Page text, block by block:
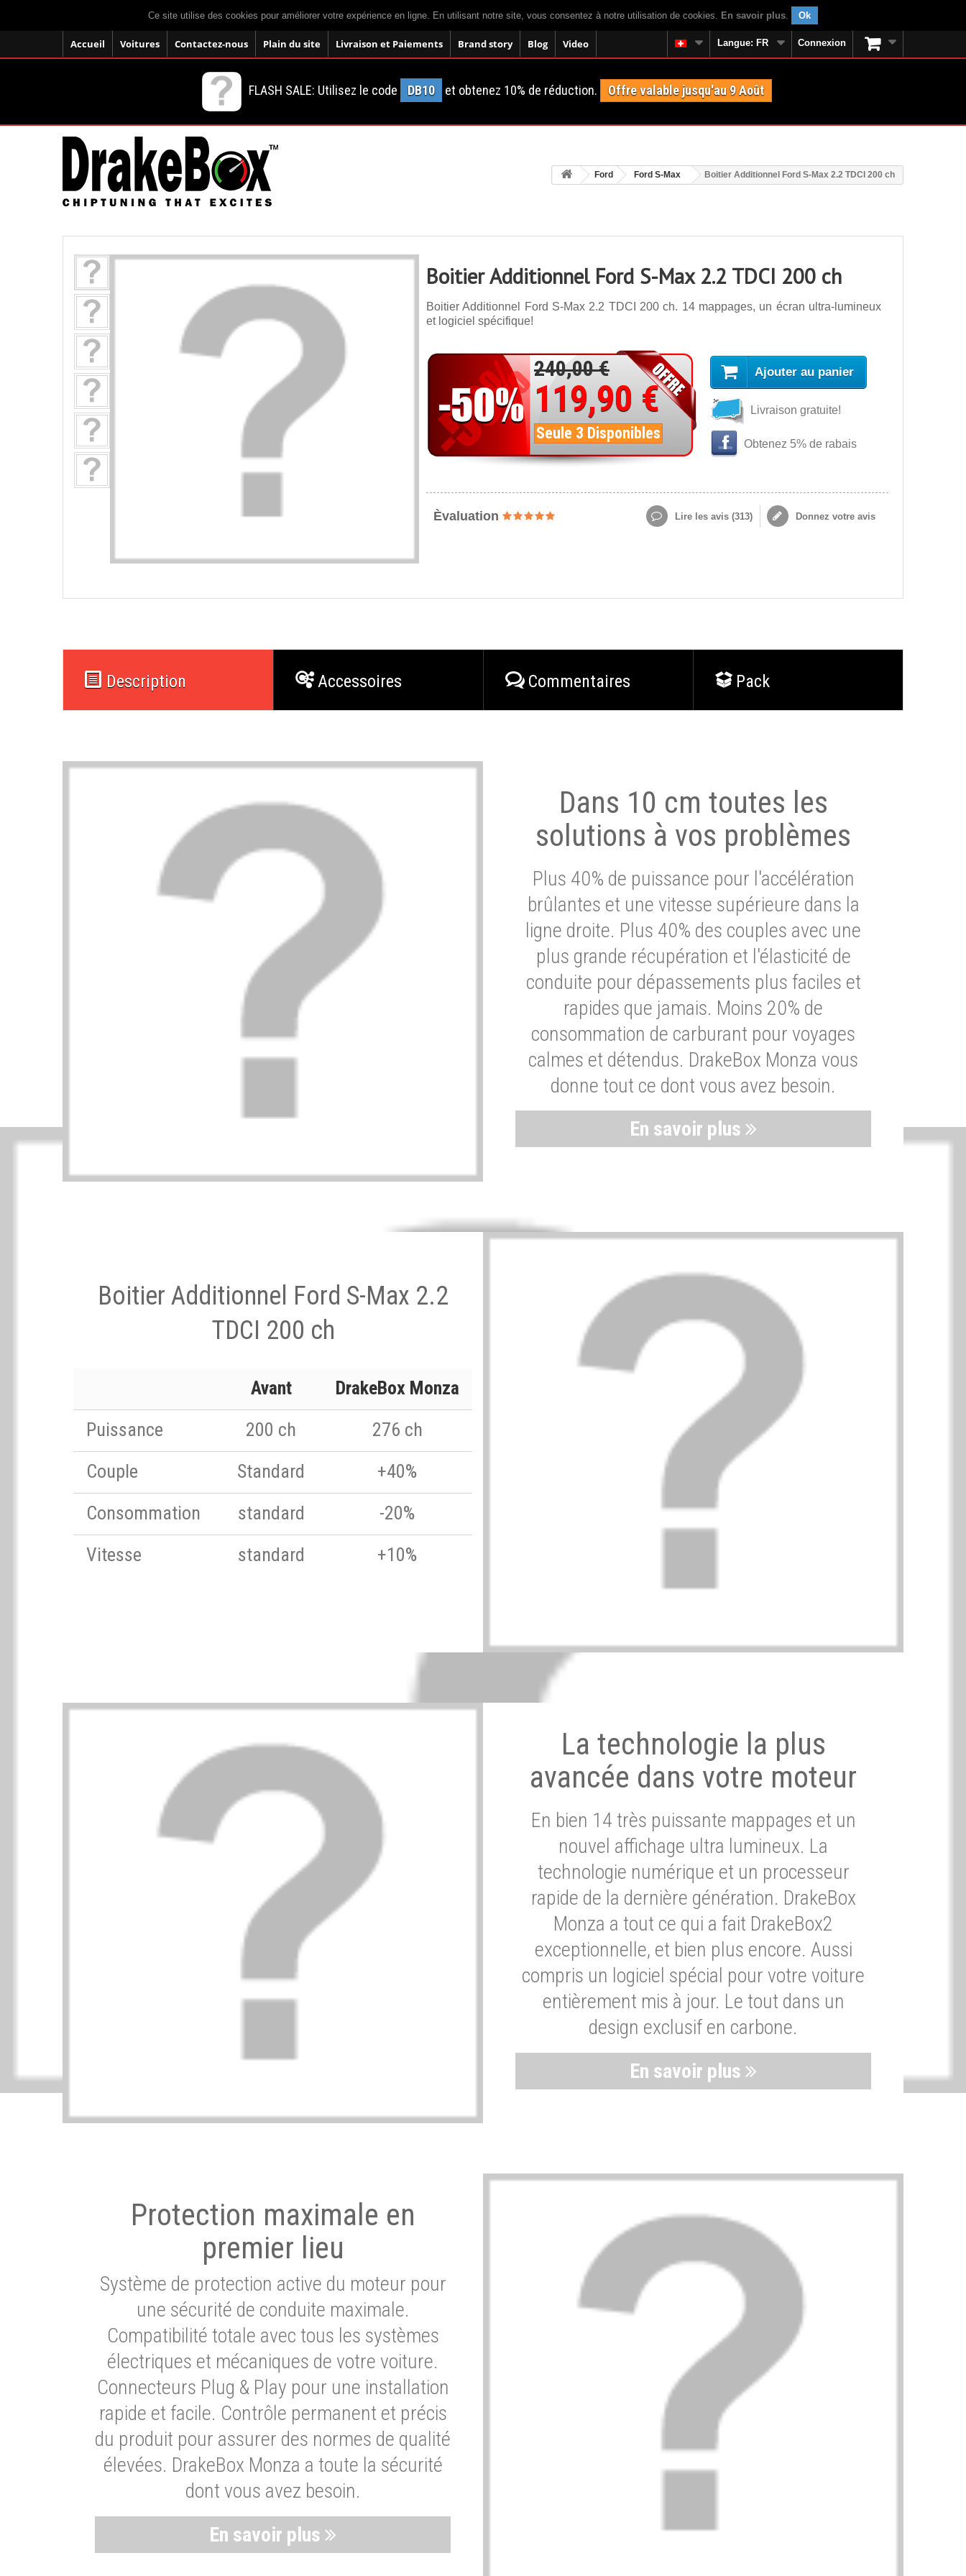
Ce site utilise des cookies pour améliorer votre expérience en ligne. En utilisant notre site, vous consentez à notre utilisation de cookies. En savoir plus. Ok
Accueil Voitures Contactez-nous Plain du site Livraison et Paiements Brand story Blog Video Connexion
Langue: FR
FLASH SALE: Utilisez le code DB10 et obtenez 10% de réduction. Offre valable jusqu'au 9 Août
Ford Ford S-Max Boitier Additionnel Ford S-Max 2.2 TDCI 200 ch
Boitier Additionnel Ford S-Max 2.2 TDCI 200 ch
Boitier Additionnel Ford S-Max 2.2 TDCI 200 ch. 14 mappages, un écran ultra-lumineux
et logiciel spécifique!
240,00 €
119,90 €
Seule 3 Disponibles
Ajouter au panier
Livraison gratuite!
Obtenez 5% de rabais
Èvaluation Lire les avis (313) Donnez votre avis
Description Accessoires Commentaires Pack
Dans 10 cm toutes les
solutions à vos problèmes
Plus 40% de puissance pour l'accélération
brûlantes et une vitesse supérieure dans la
ligne droite. Plus 40% des couples avec une
plus grande récupération et l'élasticité de
conduite pour dépassements plus faciles et
rapides que jamais. Moins 20% de
consommation de carburant pour voyages
calmes et détendus. DrakeBox Monza vous
donne tout ce dont vous avez besoin.
En savoir plus
Boitier Additionnel Ford S-Max 2.2
TDCI 200 ch
Avant
DrakeBox Monza
Puissance
200 ch
276 ch
Couple
Standard
+40%
Consommation
standard
-20%
Vitesse
standard +10%
La technologie la plus
avancée dans votre moteur
En bien 14 très puissante mappages et un
nouvel affichage ultra lumineux. La
technologie numérique et un processeur
rapide de la dernière génération. DrakeBox
Monza a tout ce qui a fait DrakeBox2
exceptionnelle, et bien plus encore. Aussi
compris un logiciel spécial pour votre voiture
entièrement mis à jour. Le tout dans un
design exclusif en carbone.
En savoir plus
Protection maximale en
premier lieu
Système de protection active du moteur pour
une sécurité de conduite maximale.
Compatibilité totale avec tous les systèmes
électriques et mécaniques de votre voiture.
Connecteurs Plug & Play pour une installation
rapide et facile. Contrôle permanent et précis
du produit pour assurer des normes de qualité
élevées. DrakeBox Monza a toute la sécurité
dont vous avez besoin.
En savoir plus